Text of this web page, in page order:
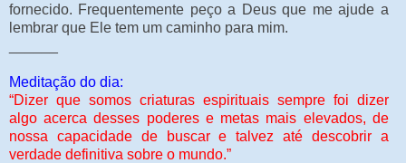
fornecido. Frequentemente peço a Deus que me ajude a
lembrar que Ele tem um caminho para mim.
Meditação do dia:
“Dizer que somos criaturas espirituais sempre foi dizer
algo acerca desses poderes e metas mais elevados, de
nossa capacidade de buscar e talvez até descobrir a
verdade definitiva sobre o mundo.”